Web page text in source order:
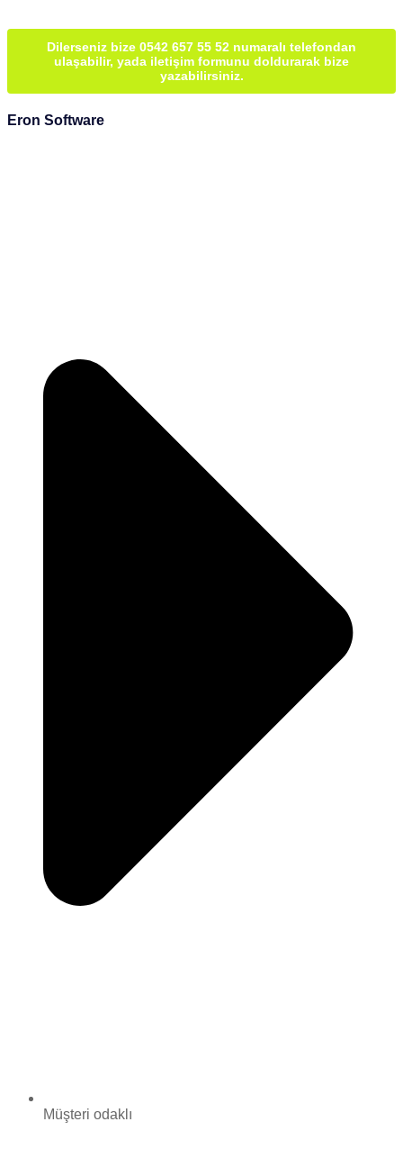
Dilerseniz bize 0542 657 55 52 numaralı telefondan
ulaşabilir, yada iletişim formunu doldurarak bize
yazabilirsiniz.
Eron Software
Müşteri odaklı